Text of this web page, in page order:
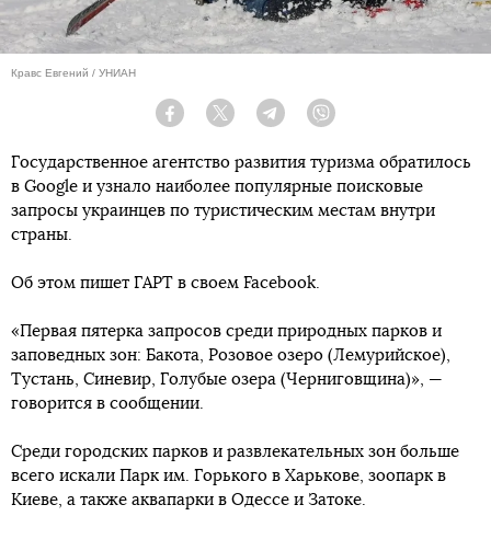
Кравс Евгений / УНИАН
Facebook Twitter Telegram
Государственное агентство развития туризма обратилось
в Google и узнало наиболее популярные поисковые
запросы украинцев по туристическим местам внутри
страны.
Об этом пишет ГАРТ в своем Facebook.
«Первая пятерка запросов среди природных парков и
заповедных зон: Бакота, Розовое озеро (Лемурийское),
Тустань, Синевир, Голубые озера (Черниговщина)», —
говорится в сообщении.
Среди городских парков и развлекательных зон больше
всего искали Парк им. Горького в Харькове, зоопарк в
Киеве, а также аквапарки в Одессе и Затоке.